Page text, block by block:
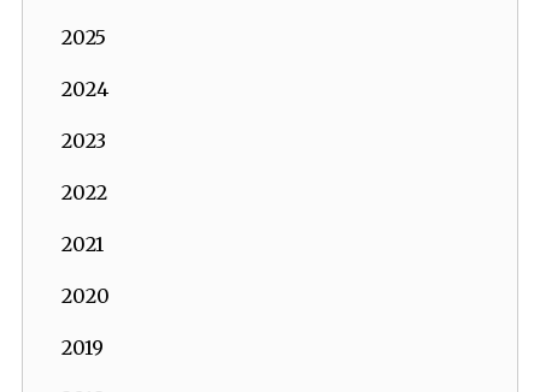
2025
2024
2023
2022
2021
2020
2019